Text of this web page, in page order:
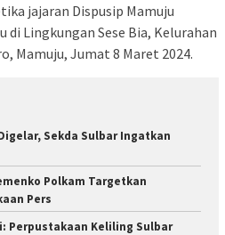
jajaran Dispusip Mamuju
Lingkungan Sese Bia, Kelurahan
Mamuju, Jumat 8 Maret 2024.
Sekda Sulbar Ingatkan
Polkam Targetkan
Pers
Perpustakaan Keliling Sulbar